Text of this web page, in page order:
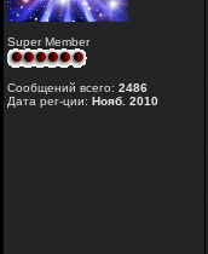
Super Member
Сообщений всего: 2486
Дата рег-ции: Нояб. 2010